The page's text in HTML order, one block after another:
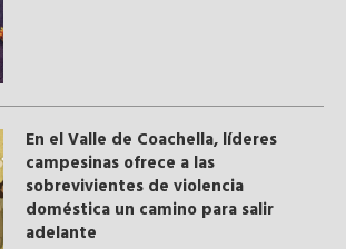
En el Valle de Coachella, líderes
campesinas ofrece a las
sobrevivientes de violencia
doméstica un camino para salir
adelante